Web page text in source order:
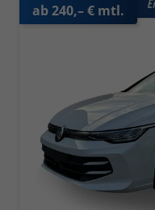
ab 240,– € mtl.